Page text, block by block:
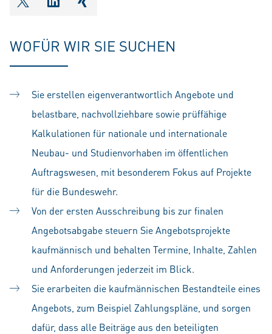
shareOntwitter
shareOnlinkedIn
shareOnxing
WOFÜR WIR SIE SUCHEN
Sie erstellen eigenverantwortlich Angebote und
belastbare, nachvollziehbare sowie prüffähige
Kalkulationen für nationale und internationale
Neubau- und Studienvorhaben im öffentlichen
Auftragswesen, mit besonderem Fokus auf Projekte
für die Bundeswehr.
Von der ersten Ausschreibung bis zur finalen
Angebotsabgabe steuern Sie Angebotsprojekte
kaufmännisch und behalten Termine, Inhalte, Zahlen
und Anforderungen jederzeit im Blick.
Sie erarbeiten die kaufmännischen Bestandteile eines
Angebots, zum Beispiel Zahlungspläne, und sorgen
dafür, dass alle Beiträge aus den beteiligten